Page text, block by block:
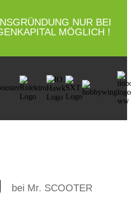
NUR BEI
MÖGLICH !
bei Mr. SCOOTER